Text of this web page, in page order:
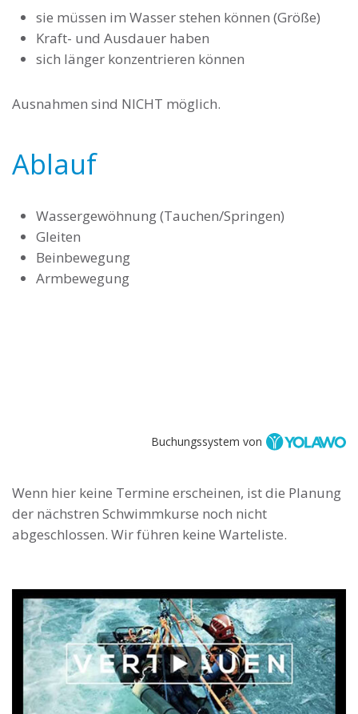
sie müssen im Wasser stehen können (Größe)
Kraft- und Ausdauer haben
sich länger konzentrieren können
Ausnahmen sind NICHT möglich.
Ablauf
Wassergewöhnung (Tauchen/Springen)
Gleiten
Beinbewegung
Armbewegung
Buchungssystem von
Wenn hier keine Termine erscheinen, ist die Planung
der nächstren Schwimmkurse noch nicht
abgeschlossen. Wir führen keine Warteliste.